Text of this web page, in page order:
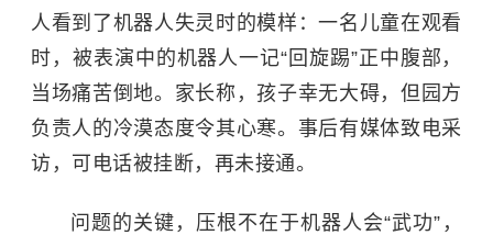
人看到了机器人失灵时的模样：一名儿童在观看
时，被表演中的机器人一记“回旋踢”正中腹部，
当场痛苦倒地。家长称，孩子幸无大碍，但园方
负责人的冷漠态度令其心寒。事后有媒体致电采
访，可电话被挂断，再未接通。
问题的关键，压根不在于机器人会“武功”，